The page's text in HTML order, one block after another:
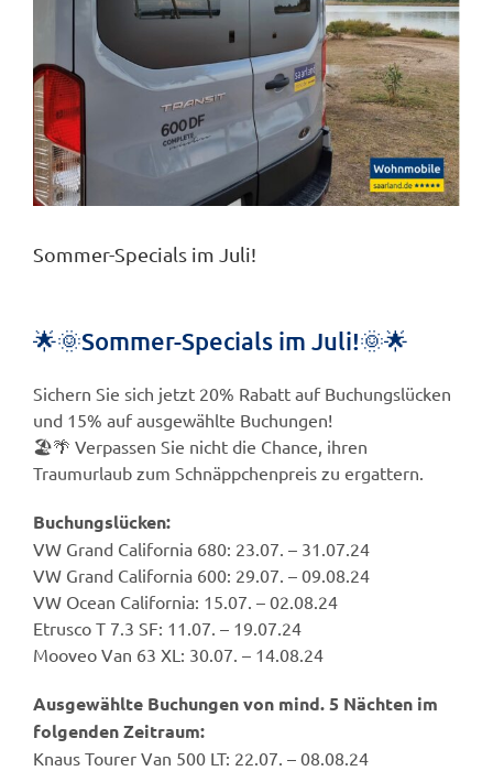
Öffnungszeiten
Sommer-Specials im Juli!
🌟🌞Sommer-Specials im Juli!🌞🌟
Sichern Sie sich jetzt 20% Rabatt auf Buchungslücken
und 15% auf ausgewählte Buchungen!
🏖️🌴 Verpassen Sie nicht die Chance, ihren
Traumurlaub zum Schnäppchenpreis zu ergattern.
Buchungslücken:
VW Grand California 680: 23.07. – 31.07.24
VW Grand California 600: 29.07. – 09.08.24
VW Ocean California: 15.07. – 02.08.24
Etrusco T 7.3 SF: 11.07. – 19.07.24
Mooveo Van 63 XL: 30.07. – 14.08.24
Ausgewählte Buchungen von mind. 5 Nächten im
folgenden Zeitraum:
Knaus Tourer Van 500 LT: 22.07. – 08.08.24